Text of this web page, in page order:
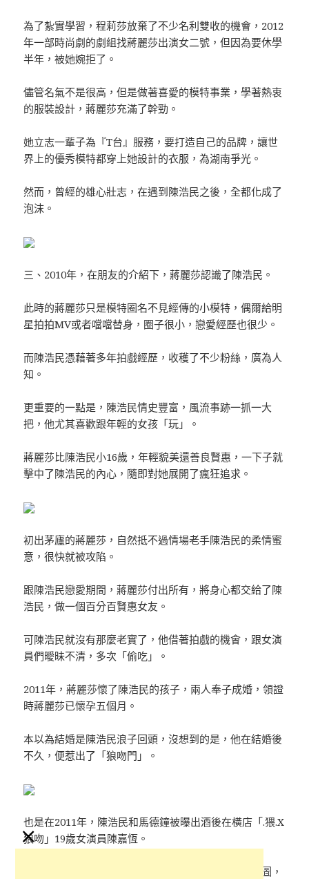
為了紮實學習，程莉莎放棄了不少名利雙收的機會，2012
年一部時尚劇的劇組找蔣麗莎出演女二號，但因為要休學
半年，被她婉拒了。
儘管名氣不是很高，但是做著喜愛的模特事業，學著熱衷
的服裝設計，蔣麗莎充滿了幹勁。
她立志一輩子為『T台』服務，要打造自己的品牌，讓世
界上的優秀模特都穿上她設計的衣服，為湖南爭光。
然而，曾經的雄心壯志，在遇到陳浩民之後，全都化成了
泡沫。
三、2010年，在朋友的介紹下，蔣麗莎認識了陳浩民。
此時的蔣麗莎只是模特圈名不見經傳的小模特，偶爾給明
星拍拍MV或者噹噹替身，圈子很小，戀愛經歷也很少。
而陳浩民憑藉著多年拍戲經歷，收穫了不少粉絲，廣為人
知。
更重要的一點是，陳浩民情史豐富，風流事跡一抓一大
把，他尤其喜歡跟年輕的女孩「玩」。
蔣麗莎比陳浩民小16歲，年輕貌美還善良賢惠，一下子就
擊中了陳浩民的內心，隨即對她展開了瘋狂追求。
初出茅廬的蔣麗莎，自然抵不過情場老手陳浩民的柔情蜜
意，很快就被攻陷。
跟陳浩民戀愛期間，蔣麗莎付出所有，將身心都交給了陳
浩民，做一個百分百賢惠女友。
可陳浩民就沒有那麼老實了，他借著拍戲的機會，跟女演
員們曖昧不清，多次「偷吃」。
2011年，蔣麗莎懷了陳浩民的孩子，兩人奉子成婚，領證
時蔣麗莎已懷孕五個月。
本以為結婚是陳浩民浪子回頭，沒想到的是，他在結婚後
不久，便惹出了「狼吻門」。
也是在2011年，陳浩民和馬德鐘被曝出酒後在橫店「.猥.X
狼吻」19歲女演員陳嘉恆。
或許是借酒壯膽，又或許是看人家年輕貌美，早有意圖，
×